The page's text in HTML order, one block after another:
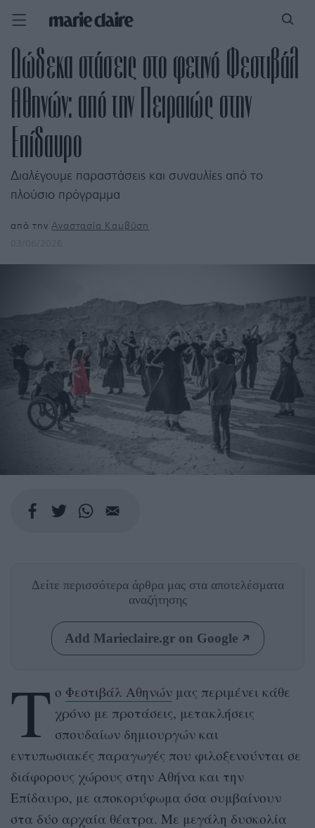
Δώδεκα στάσεις στο φετινό Φεστιβάλ
Αθηνών: από την Πειραιώς στην
Επίδαυρο
Διαλέγουμε παραστάσεις και συναυλίες από το
πλούσιο πρόγραμμα
από τηνΑναστασία Καμβύση
Δείτε περισσότερα άρθρα μας στα αποτελέσματα
αναζήτησης
Add Marieclaire.gr on Google
Τ ο Φεστιβάλ Αθηνώνμας περιμένει κάθε
χρόνο με προτάσεις, μετακλήσεις
σπουδαίων δημιουργών και
εντυπωσιακές παραγωγές που φιλοξενούνται σε
διάφορους χώρους στην Αθήνα και την
Επίδαυρο, με αποκορύφωμα όσα συμβαίνουν
στα δύο αρχαία θέατρα. Με μεγάλη δυσκολία